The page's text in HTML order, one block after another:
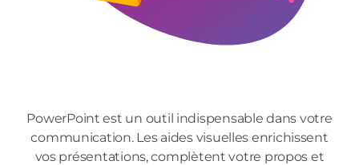
PowerPoint est un outil indispensable dans votre
communication. Les aides visuelles enrichissent
vos présentations, complètent votre propos et